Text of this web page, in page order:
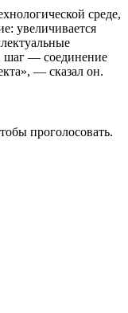
среде,
увеличивается
шаг — соединение
— сказал он.
проголосовать.